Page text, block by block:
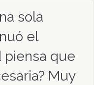
sola
el
piensa que
Muy